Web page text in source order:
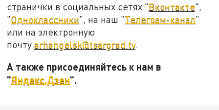
странички в социальных сетях "Вконтакте",
"Одноклассники", на наш "Телеграм-канал"
или на электронную
почтуarhangelsk@tsargrad.tv.
А также присоединяйтесь к нам в
"Яндекс.Дзен".